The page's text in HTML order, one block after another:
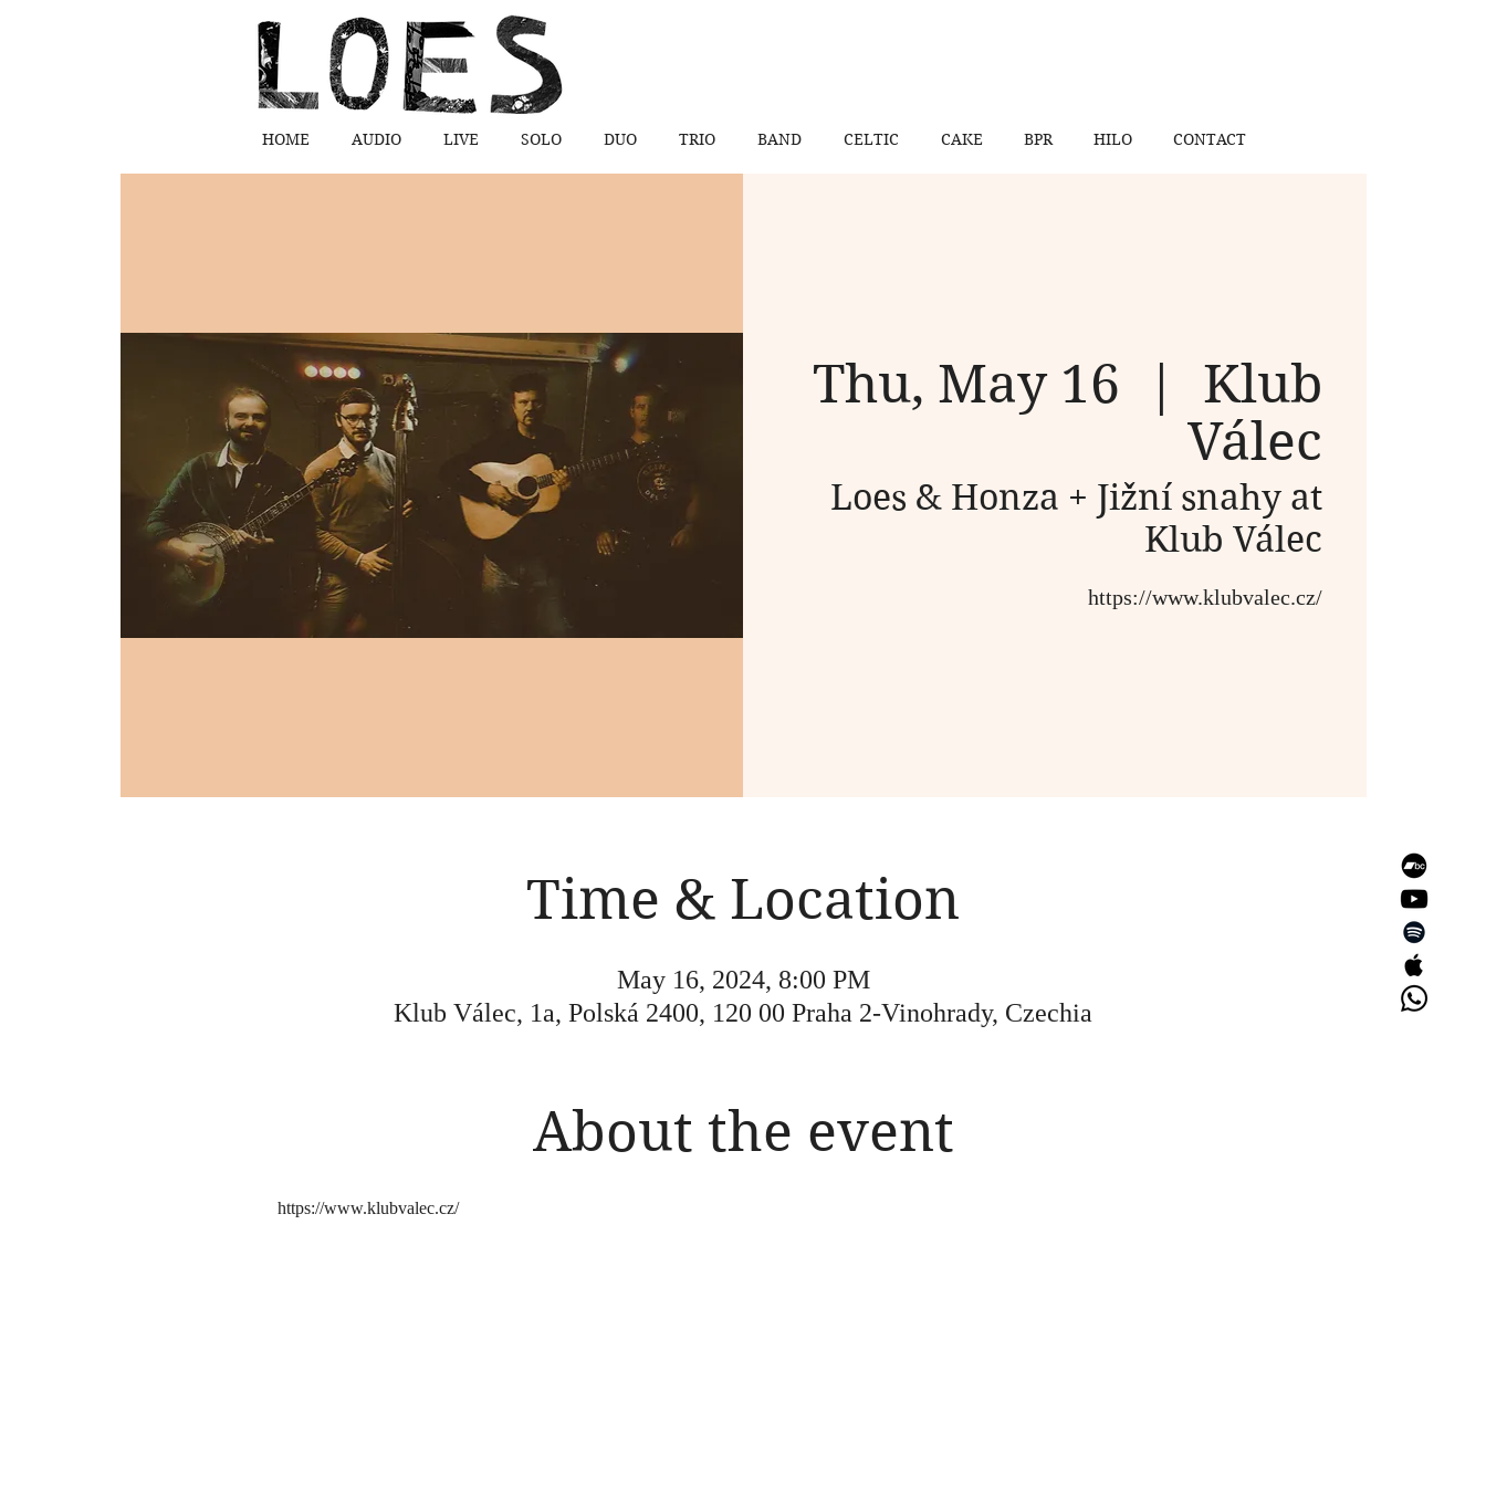
HOME AUDIO LIVE SOLO DUO TRIO BAND CELTIC CAKE BPR HILO CONTACT
Thu, May 16
  |
Klub
Válec
Loes & Honza + Jižní snahy at
Klub Válec
https://www.klubvalec.cz/
Time & Location
May 16, 2024, 8:00 PM
Klub Válec, 1a, Polská 2400, 120 00 Praha 2-Vinohrady, Czechia
About the event
https://www.klubvalec.cz/